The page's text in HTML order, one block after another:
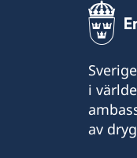
i
av